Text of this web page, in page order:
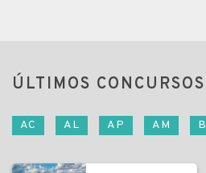
ÚLTIMOS CONCURSOS
AC AL AP AM